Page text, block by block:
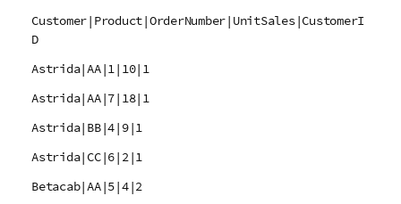
Customer|Product|OrderNumber|UnitSales|CustomerI
D
Astrida|AA|1|10|1
Astrida|AA|7|18|1
Astrida|BB|4|9|1
Astrida|CC|6|2|1
Betacab|AA|5|4|2